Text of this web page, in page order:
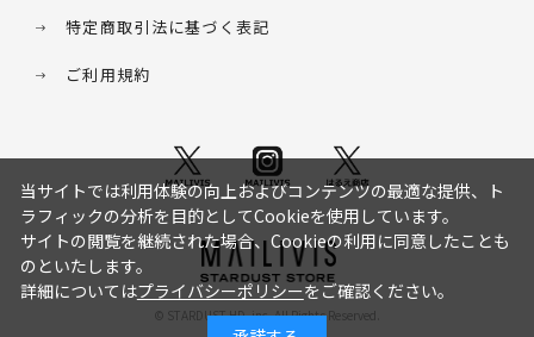
特定商取引法に基づく表記
ご利用規約
© STARDUST HD. inc. All Rights Reserved.
当サイトでは利用体験の向上およびコンテンツの最適な提供、ト
ラフィックの分析を目的としてCookieを使用しています。
サイトの閲覧を継続された場合、Cookieの利用に同意したことも
のといたします。
詳細についてはプライバシーポリシーをご確認ください。